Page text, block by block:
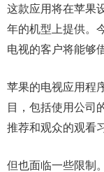
这款应用将在苹果
年的机型上提供。
电视的客户将能够
苹果的电视应用程
目，包括使用公司
推荐和观众的观看
但也面临一些限制